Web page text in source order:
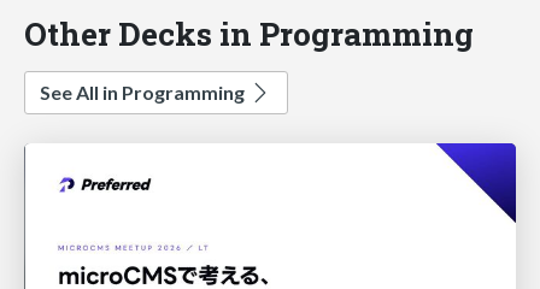
Other Decks in Programming
See All in Programming